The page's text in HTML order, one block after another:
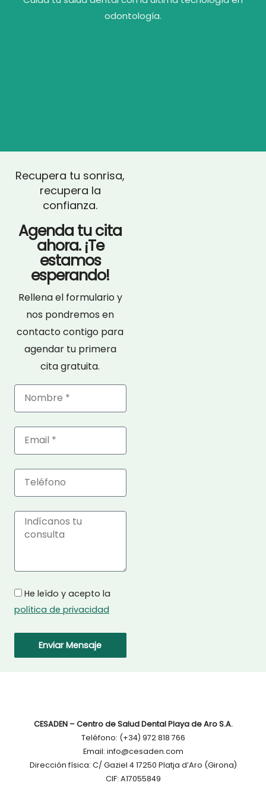
odontología.
Recupera tu sonrisa,
recupera la
confianza.
Agenda tu cita
ahora. ¡Te
estamos
esperando!
Rellena el formulario y
nos pondremos en
contacto contigo para
agendar tu primera
cita gratuita.
Nombre
Telefono
Mensaje
Privacidad
He leído y acepto la
política de privacidad
Enviar Mensaje
CESADEN – Centro de Salud Dental Playa de Aro S.A.
Teléfono: (+34) 972 818 766
Email: info@cesaden.com
Dirección física: C/ Gaziel 4 17250 Platja d’Aro (Girona)
CIF: A17055849